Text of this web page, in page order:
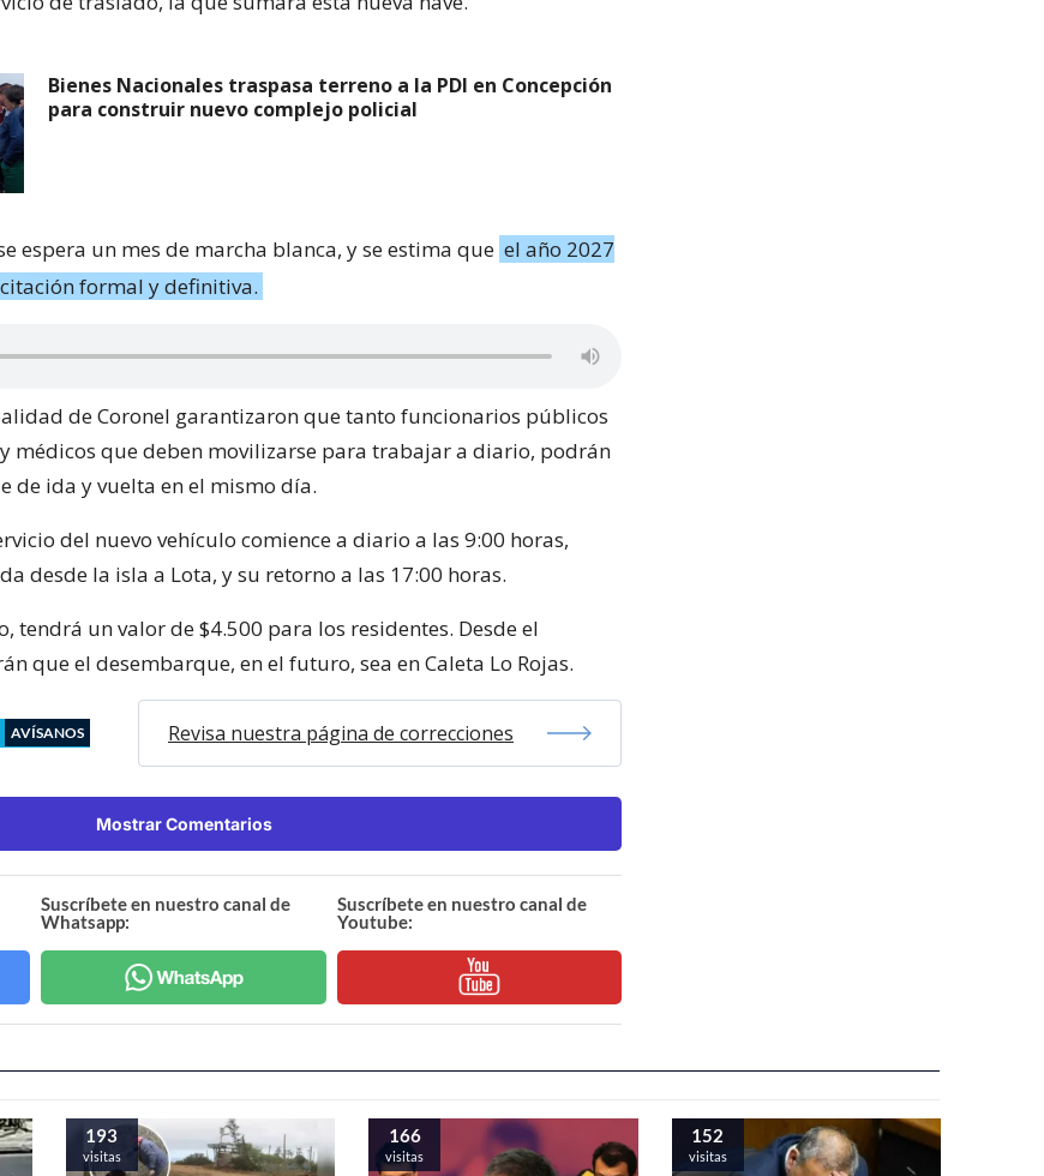
Bienes Nacionales traspasa terreno a la PDI en Concepción
para construir nuevo complejo policial
espera un mes de marcha blanca, y se estima que el año 2027
formal y definitiva.
de Coronel garantizaron que tanto funcionarios públicos
médicos que deben movilizarse para trabajar a diario, podrán
de ida y vuelta en el mismo día.
del nuevo vehículo comience a diario a las 9:00 horas,
desde la isla a Lota, y su retorno a las 17:00 horas.
tendrá un valor de $4.500 para los residentes. Desde el
que el desembarque, en el futuro, sea en Caleta Lo Rojas.
AVÍSANOS Revisa nuestra página de correcciones
Mostrar Comentarios
Suscríbete en nuestro canal de
Whatsapp:
Suscríbete en nuestro canal de
Youtube:
193
visitas
166
visitas
152
visitas